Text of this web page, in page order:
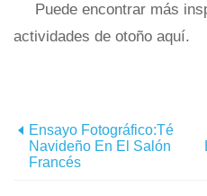
Puede encontrar más
actividades de otoño aquí.
Ensayo Fotográfico:Té
Navideño En El Salón
Francés